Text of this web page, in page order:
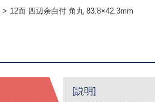
12面 四辺余白付 角丸 83.8×42.3mm
[説明]